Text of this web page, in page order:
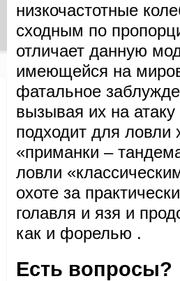
низкочастотные
сходным по
отличает данную
имеющейся на
фатальное
вызывая их на
подходит для
«приманки –
ловли
охоте за
голавля и язя и
как и форелью .
Есть вопросы?